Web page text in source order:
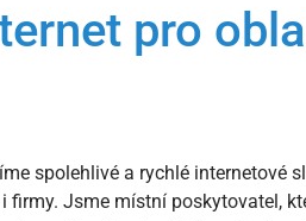
pro
spolehlivé a rychlé internetové
firmy. Jsme místní poskytovatel,